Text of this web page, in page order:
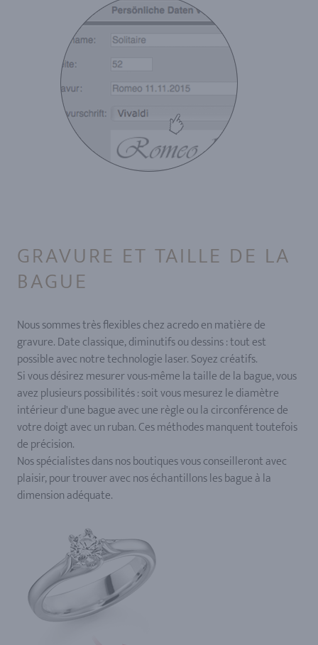
GRAVURE ET TAILLE DE LA
BAGUE
Nous sommes très flexibles chez acredo en matière de
gravure. Date classique, diminutifs ou dessins : tout est
possible avec notre technologie laser. Soyez créatifs.
Si vous désirez mesurer vous-même la taille de la bague, vous
avez plusieurs possibilités : soit vous mesurez le diamètre
intérieur d'une bague avec une règle ou la circonférence de
votre doigt avec un ruban. Ces méthodes manquent toutefois
de précision.
Nos spécialistes dans nos boutiques vous conseilleront avec
plaisir, pour trouver avec nos échantillons les bague à la
dimension adéquate.